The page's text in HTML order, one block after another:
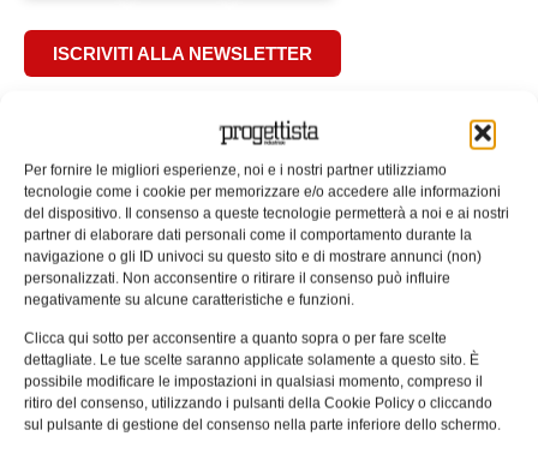
Per fornire le migliori esperienze, noi e i nostri partner utilizziamo
tecnologie come i cookie per memorizzare e/o accedere alle informazioni
del dispositivo. Il consenso a queste tecnologie permetterà a noi e ai nostri
partner di elaborare dati personali come il comportamento durante la
navigazione o gli ID univoci su questo sito e di mostrare annunci (non)
personalizzati. Non acconsentire o ritirare il consenso può influire
negativamente su alcune caratteristiche e funzioni.
Clicca qui sotto per acconsentire a quanto sopra o per fare scelte
dettagliate. Le tue scelte saranno applicate solamente a questo sito. È
possibile modificare le impostazioni in qualsiasi momento, compreso il
ritiro del consenso, utilizzando i pulsanti della Cookie Policy o cliccando
sul pulsante di gestione del consenso nella parte inferiore dello schermo.
ISCRIVITI ALLA NEWSLETTER
ARTICOLI CORRELATI
QUADERNI DI PROGETTAZIONE